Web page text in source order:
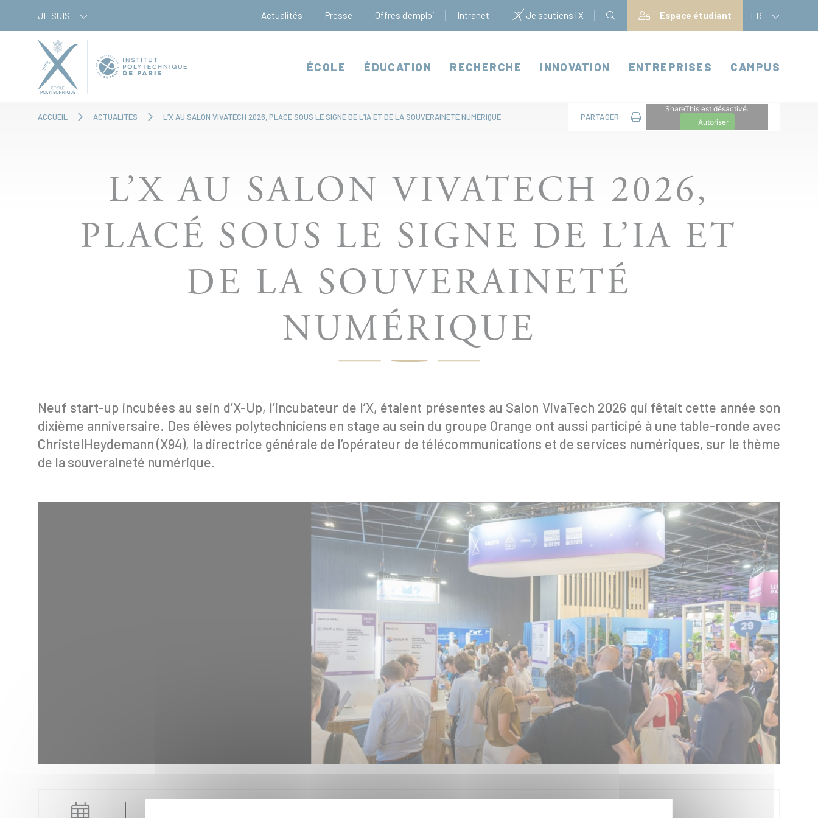
JE SUIS Actualités Presse Offres d'emploi Intranet Je soutiens l'X Espace étudiant FR
ÉCOLE ÉDUCATION RECHERCHE INNOVATION ENTREPRISES CAMPUS
ACCUEIL ACTUALITÉS L’X AU SALON VIVATECH 2026, PLACÉ SOUS LE SIGNE DE L’IA ET DE LA SOUVERAINETÉ NUMÉRIQUE PARTAGER
ShareThis est désactivé.
Autoriser
L’X AU SALON VIVATECH 2026,
PLACÉ SOUS LE SIGNE DE L’IA ET
DE LA SOUVERAINETÉ
NUMÉRIQUE
Neuf start-up incubées au sein d’X-Up, l’incubateur de l’X, étaient présentes au Salon VivaTech 2026 qui fêtait cette année son
dixième anniversaire. Des élèves polytechniciens en stage au sein du groupe Orange ont aussi participé à une table-ronde avec
ChristelHeydemann (X94), la directrice générale de l’opérateur de télécommunications et de services numériques, sur le thème
de la souveraineté numérique.